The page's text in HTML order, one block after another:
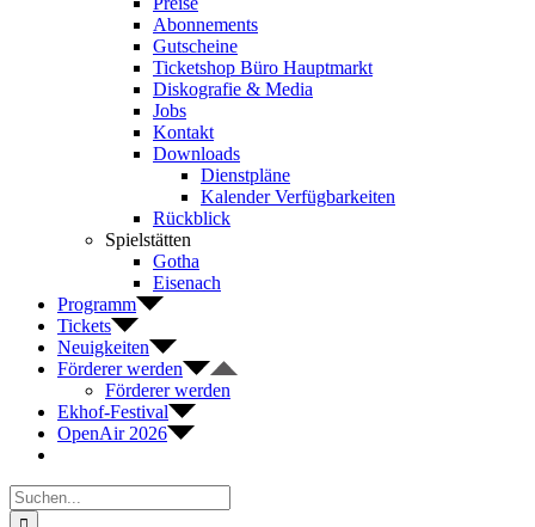
Abonnements
Gutscheine
Ticketshop Büro Hauptmarkt
Diskografie & Media
Jobs
Kontakt
Downloads
Dienstpläne
Kalender Verfügbarkeiten
Rückblick
Spielstätten
Gotha
Eisenach
Programm
Tickets
Neuigkeiten
Förderer werden
Förderer werden
Ekhof-Festival
OpenAir 2026
Suche
nach: